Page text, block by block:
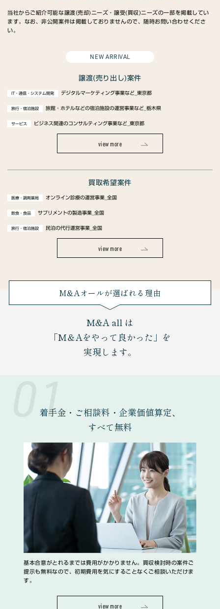
当社からご紹介可能な譲渡(売却)ニーズ・譲受(買収)ニーズの一部を掲載してい
ます。なお、非公開案件は掲載しておりませんので、随時お問い合わせくださ
い。
NEW ARRIVAL
譲渡(売り出し)案件
IT・通信・システム開発 デジタルマーケティング事業など_東京都
旅行・宿泊施設 旅館・ホテルなどの宿泊施設の運営事業など_栃木県
サービス ビジネス関連のコンサルティング事業など_東京都
view more
買取希望案件
医療・調剤薬局 オンライン診療の運営事業_全国
飲食・食品 サプリメントの製造事業_全国
旅行・宿泊施設 民泊の代行運営事業_全国
view more
M&Aオールが選ばれる理由
M&A all は
「M＆Aをやって良かった」を
実現します。
01
着手金・ご相談料・企業価値算定、
すべて無料
基本合意がとれるまでは費用がかかりません。買収検討時の案件ご
提示も無料なので、初期費用を気にすることなくご相談いただけま
す。
view more